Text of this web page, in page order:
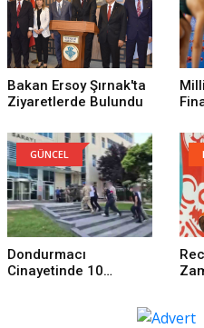
Bakan Ersoy Şırnak'ta
Ziyaretlerde Bulundu
GÜNCEL
Dondurmacı
Cinayetinde 10